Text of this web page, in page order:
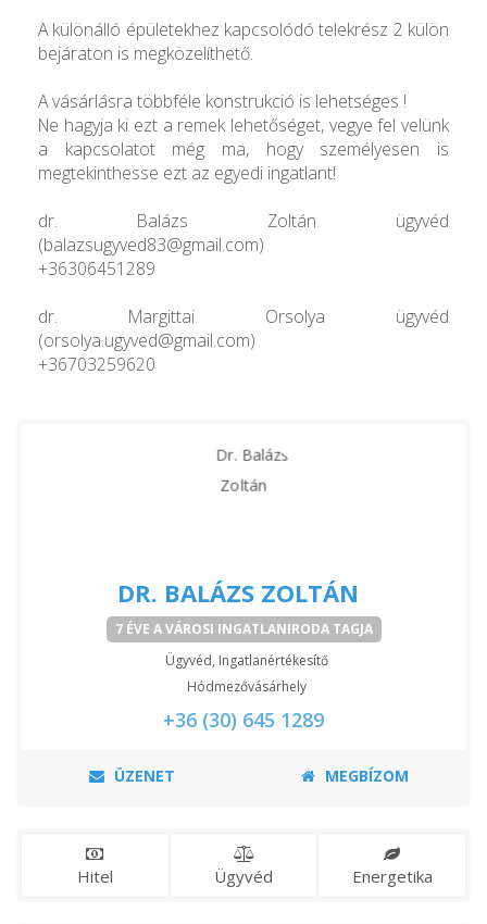
A különálló épületekhez kapcsolódó telekrész 2 külön
bejáraton is megközelíthető.
A vásárlásra többféle konstrukció is lehetséges !
Ne hagyja ki ezt a remek lehetőséget, vegye fel velünk
a kapcsolatot még ma, hogy személyesen is
megtekinthesse ezt az egyedi ingatlant!
dr. Balázs Zoltán ügyvéd
(balazsugyved83@gmail.com)
+36306451289
dr. Margittai Orsolya ügyvéd
(orsolya.ugyved@gmail.com)
+36703259620
DR. BALÁZS ZOLTÁN
7 ÉVE A VÁROSI INGATLANIRODA TAGJA
Ügyvéd, Ingatlanértékesítő
Hódmezővásárhely
+36 (30) 645 1289
ÜZENET MEGBÍZOM
Hitel Ügyvéd Energetika